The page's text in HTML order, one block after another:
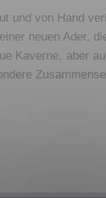
und von Hand
neuen Ader,
Kaverne, aber